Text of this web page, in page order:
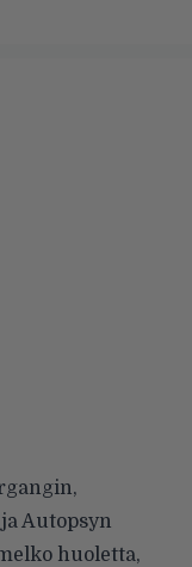
Autopsyn
huoletta,